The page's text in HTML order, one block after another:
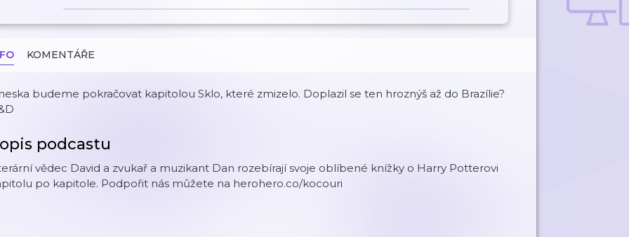
KOMENTÁŘE
budeme pokračovat kapitolou Sklo, které zmizelo. Doplazil se ten hroznýš až do Brazílie?
podcastu
vědec David a zvukař a muzikant Dan rozebírají svoje oblíbené knížky o Harry Potterovi
po kapitole. Podpořit nás můžete na herohero.co/kocouri